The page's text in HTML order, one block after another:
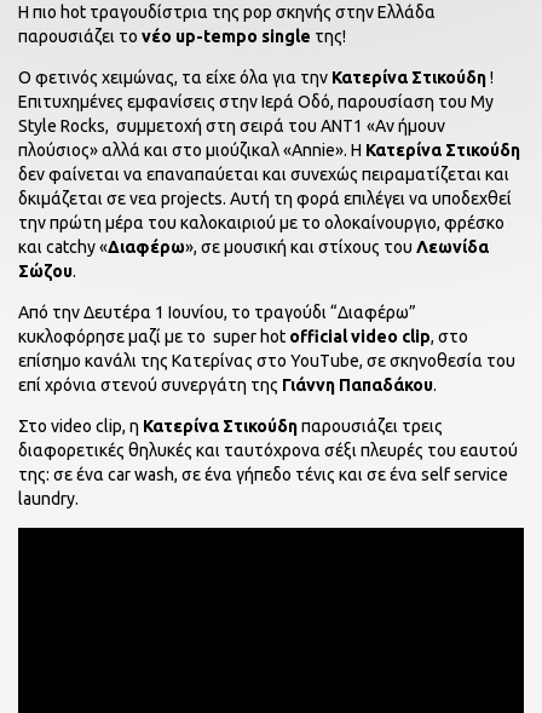
Η πιο hot τραγουδίστρια της pop σκηνής στην Ελλάδα
παρουσιάζει το νέο up-tempo single της!
Ο φετινός χειμώνας, τα είχε όλα για την Κατερίνα Στικούδη!
Επιτυχημένες εμφανίσεις στην Ιερά Οδό, παρουσίαση του My
Style Rocks, συμμετοχή στη σειρά του ΑΝΤ1 «Αν ήμουν
πλούσιος» αλλά και στο μιούζικαλ «Annie». Η Κατερίνα Στικούδη
δεν φαίνεται να επαναπαύεται και συνεχώς πειραματίζεται και
δκιμάζεται σε νεα projects. Αυτή τη φορά επιλέγει να υποδεχθεί
την πρώτη μέρα του καλοκαιριού με το ολοκαίνουργιο, φρέσκο
και catchy «Διαφέρω», σε μουσική και στίχους του Λεωνίδα
Σώζου.
Από την Δευτέρα 1 Ιουνίου, το τραγούδι “Διαφέρω”
κυκλοφόρησε μαζί με το super hot official video clip, στο
επίσημο κανάλι της Κατερίνας στο YouTube, σε σκηνοθεσία του
επί χρόνια στενού συνεργάτη της Γιάννη Παπαδάκου.
Στο video clip, η Κατερίνα Στικούδηπαρουσιάζει τρεις
διαφορετικές θηλυκές και ταυτόχρονα σέξι πλευρές του εαυτού
της: σε ένα car wash, σε ένα γήπεδο τένις και σε ένα self service
laundry.